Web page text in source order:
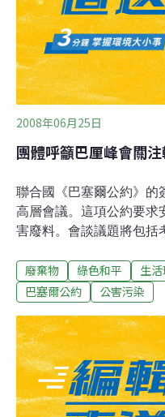
棄物的毒性。貴嶼鎮當
吸道與消化系統的問題。
工人用炭火爐熔化電子元
2008年06月25日
團體呼籲巴厘峰會關
聯合國《巴塞爾公約》的
高層會議。這項公約要求
害廢料。會談議題將包括
國輸往中國的電腦廢料進
防護措施的工人們把電路
確認了管制跨境有害廢料
綠色和平的陳宇輝表示，
站美國還沒有確認公約，
例，但卻沒能把電路板包
入華南的海運交通頻繁也
廢棄物 綠色和平 生
巴塞爾公約
公害污染